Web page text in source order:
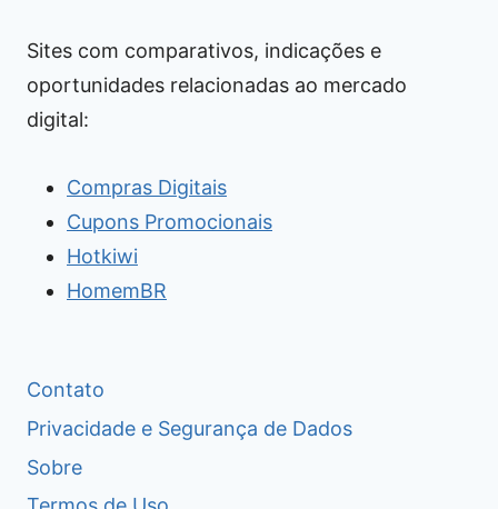
Sites com comparativos, indicações e
oportunidades relacionadas ao mercado
digital:
Compras Digitais
Cupons Promocionais
Hotkiwi
HomemBR
Contato
Privacidade e Segurança de Dados
Sobre